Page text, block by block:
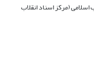
اسلامی (مرکز اسناد انقلاب